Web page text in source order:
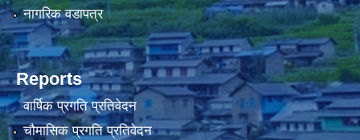
नागरिक वडापत्र
Reports
वार्षिक प्रगति प्रतिवेदन
चौमासिक प्रगति प्रतिवेदन